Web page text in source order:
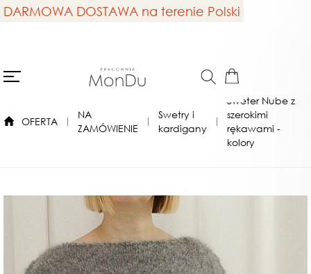
DARMOWA DOSTAWA na terenie Polski
OFERTA
NA
ZAMÓWIENIE
Swetry i
kardigany
Sweter Nube z
szerokimi
rękawami -
kolory